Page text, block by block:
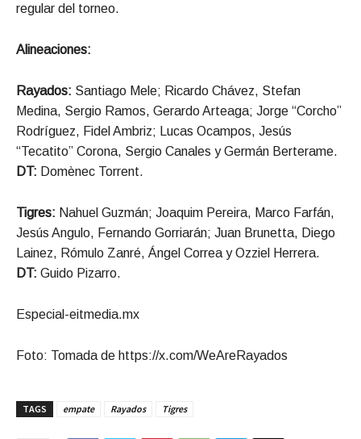
regular del torneo.
Alineaciones:
Rayados: Santiago Mele; Ricardo Chávez, Stefan
Medina, Sergio Ramos, Gerardo Arteaga; Jorge “Corcho”
Rodríguez, Fidel Ambriz; Lucas Ocampos, Jesús
“Tecatito” Corona, Sergio Canales y Germán Berterame.
DT: Domènec Torrent.
Tigres: Nahuel Guzmán; Joaquim Pereira, Marco Farfán,
Jesús Angulo, Fernando Gorriarán; Juan Brunetta, Diego
Lainez, Rómulo Zanré, Ángel Correa y Ozziel Herrera.
DT: Guido Pizarro.
Especial-eitmedia.mx
Foto: Tomada de https://x.com/WeAreRayados
TAGS empate Rayados Tigres